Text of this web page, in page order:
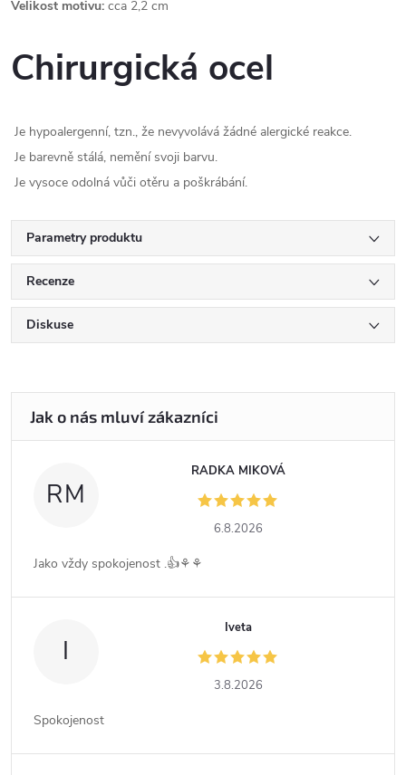
Velikost motivu: cca 2,2 cm
Chirurgická ocel
Je hypoalergenní, tzn., že nevyvolává žádné alergické reakce.
Je barevně stálá, nemění svoji barvu.
Je vysoce odolná vůči otěru a poškrábání.
Parametry produktu
Recenze
Diskuse
RM
RADKA MIKOVÁ
6.8.2026
Jako vždy spokojenost .👍⚘️⚘️
I
Iveta
3.8.2026
Spokojenost